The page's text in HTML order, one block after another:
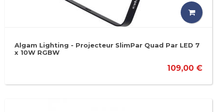
Algam Lighting - Projecteur SlimPar Quad Par LED 7
x 10W RGBW
109,00 €